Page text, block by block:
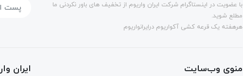
با عضویت در اینستاگرام شرکت ایران واریوم از تخفیف های باور نکردنی ما
مطلع شوید.
هرهفته یک قرعه کشی آکواریوم درایرانواریوم
منوی وب‌سایت ایران